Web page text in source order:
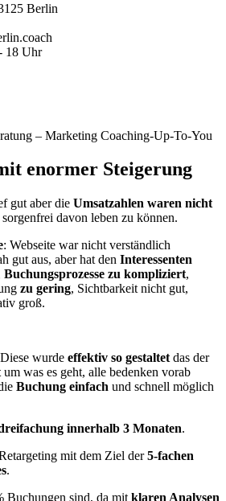
Berlin
18 Uhr
– Marketing Coaching-Up-To-You
enormer Steigerung
gut aber die Umsatzahlen waren nicht
davon leben zu können.
: Webseite war nicht verständlich
gut aus, aber hat den Interessenten
Buchungsprozesse zu kompliziert,
zu gering, Sichtbarkeit nicht gut,
groß.
wurde effektiv so gestaltet das der
um was es geht, alle bedenken vorab
Buchung einfach und schnell möglich
innerhalb 3 Monaten.
mit dem Ziel der5-fachen
.
Buchungen sind, da mit klaren Analysen